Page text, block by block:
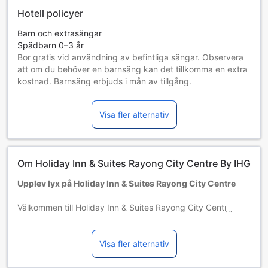
Hotell policyer
Barn och extrasängar
Spädbarn 0–3 år
Bor gratis vid användning av befintliga sängar. Observera
att om du behöver en barnsäng kan det tillkomma en extra
kostnad. Barnsäng erbjuds i mån av tillgång.
Bor gratis om befintliga sängar används.
Gäster 13 år och äldre betraktas som vuxna
Tillgång av extrasängar beror på vilket rum du väljer. Var
god kontrollera rummets beläggning för mer information.
och tillägg gäller.
Visa fler alternativ
Om Holiday Inn & Suites Rayong City Centre By IHG
Upplev lyx på Holiday Inn & Suites Rayong City Centre
Välkommen till Holiday Inn & Suites Rayong City Centre, ett
Rayong, Thailand. Med endast 0,1 km till stadens centrum
erbjuder hotellet en perfekt bas för att utforska områdets
kulturella skatter och natursköna omgivningar. Här kan du
Visa fler alternativ